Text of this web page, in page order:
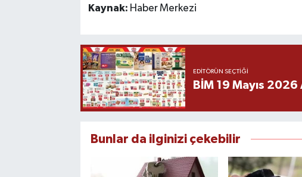
Kaynak: Haber Merkezi
EDITÖRÜN SEÇTIĞI
BİM 19 Mayıs
Bunlar da ilginizi çekebilir